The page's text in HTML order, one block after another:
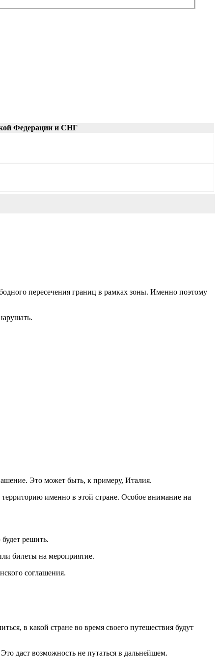
Федерации и СНГ
пересечения границ в рамках зоны. Именно поэтому
Это может быть, к примеру, Италия.
именно в этой стране. Особое внимание на
решить.
билеты на мероприятие.
соглашения.
в какой стране во время своего путешествия будут
даст возможность не путаться в дальнейшем.